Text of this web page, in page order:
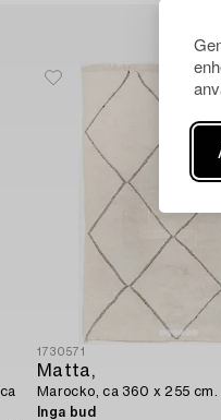
1730571
Matta,
Marocko, ca 360 x 255 cm.
Inga bud